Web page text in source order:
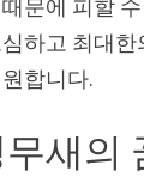
문에 피할
하고 최대
합니다.
새의